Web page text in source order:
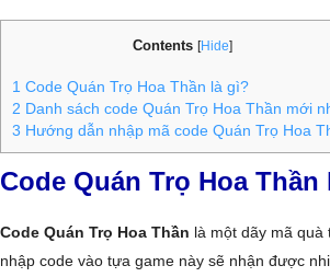
Contents [Hide]
1 Code Quán Trọ Hoa Thần là gì?
2 Danh sách code Quán Trọ Hoa Thần mới
3 Hướng dẫn nhập mã code Quán Trọ Hoa
Code Quán Trọ Hoa Thần
Code Quán Trọ Hoa Thần là một dãy mã
nhập code vào tựa game này sẽ nhận được